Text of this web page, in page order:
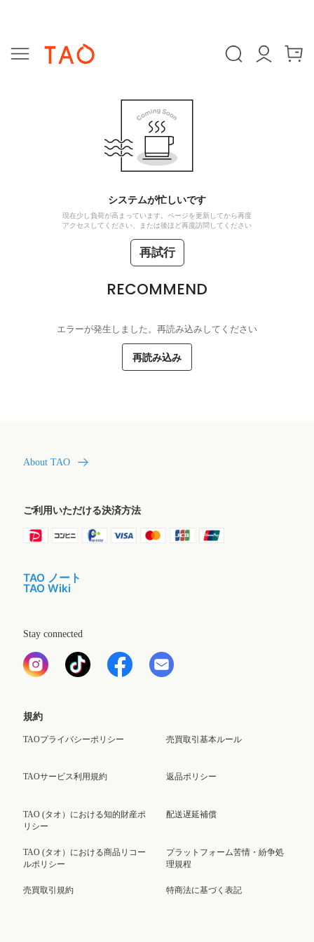
システムが忙しいです
現在少し負荷が高まっています。ページを更新してから再度
アクセスしてください、または後ほど再度訪問してください
再試行
RECOMMEND
エラーが発生しました。再読み込みしてください
再読み込み
About TAO
ご利用いただける決済方法
TAO ノート
TAO Wiki
Stay connected
規約
TAOプライバシーポリシー
TAOサービス利用規約
TAO (タオ）における知的財産ポ
リシー
TAO (タオ）における商品リコー
ルポリシー
売買取引規約
売買取引基本ルール
返品ポリシー
配送遅延補償
プラットフォーム苦情・紛争処
理規程
特商法に基づく表記